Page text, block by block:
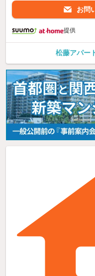
お問
提供
松藤アパー